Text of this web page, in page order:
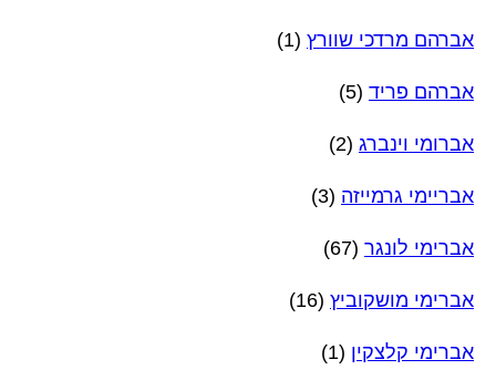
אברהם מרדכי שוורץ (1)
אברהם פריד (5)
אברומי וינברג (2)
אבריימי גרמייזה (3)
אברימי לונגר (67)
אברימי מושקוביץ (16)
אברימי קלצקין (1)